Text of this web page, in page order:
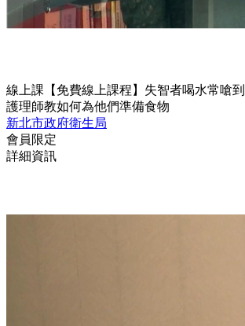
線上課 【免費線上課程】失智者喝水常嗆
護理師教如何為他們準備食物
新北市政府衛生局
會員限定
詳細資訊